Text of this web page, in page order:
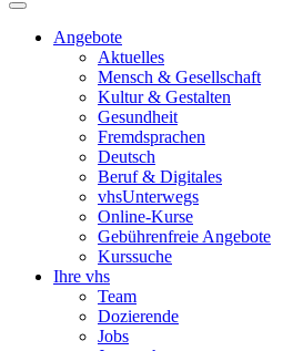
Angebote
Aktuelles
Mensch & Gesellschaft
Kultur & Gestalten
Gesundheit
Fremdsprachen
Deutsch
Beruf & Digitales
vhsUnterwegs
Online-Kurse
Gebührenfreie Angebote
Kurssuche
Ihre vhs
Team
Dozierende
Jobs